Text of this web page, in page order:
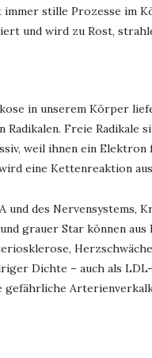
immer stille Prozesse im
und wird zu Rost,
in unserem Körper
Radikalen. Freie Radikale
weil ihnen ein
eine Kettenreaktion
und des Nervensystems,
grauer Star können
Dichte – auch als
gefährliche